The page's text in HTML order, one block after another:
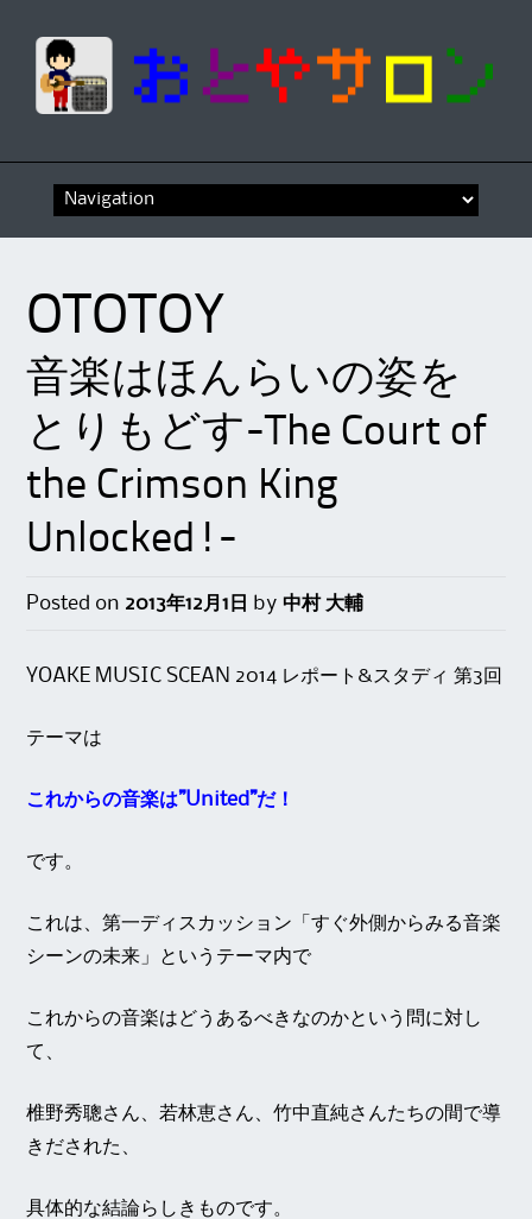
OTOTOY
音楽はほんらいの姿を
とりもどす-The Court of
the Crimson King
Unlocked!-
Posted on 2013年12月1日 by中村 大輔
YOAKE MUSIC SCEAN 2014 レポート&スタディ 第3回
テーマは
これからの音楽は”United”だ！
です。
これは、第一ディスカッション「すぐ外側からみる音楽
シーンの未来」というテーマ内で
これからの音楽はどうあるべきなのかという問に対し
て、
椎野秀聰さん、若林恵さん、竹中直純さんたちの間で導
きだされた、
具体的な結論らしきものです。